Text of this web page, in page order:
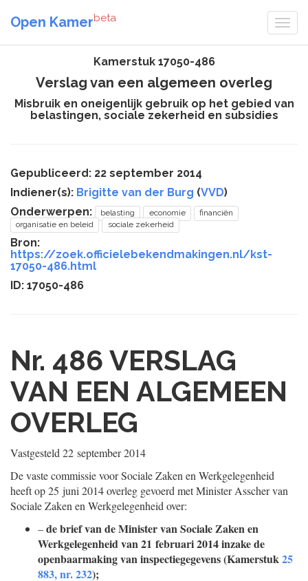
Open Kamerbeta
Kamerstuk 17050-486
Verslag van een algemeen overleg
Misbruik en oneigenlijk gebruik op het gebied van
belastingen, sociale zekerheid en subsidies
Gepubliceerd: 22 september 2014
Indiener(s): Brigitte van der Burg (VVD)
Onderwerpen:
belasting economie
financiën
organisatie en beleid
sociale zekerheid
Bron:
https://zoek.officielebekendmakingen.nl/kst-
17050-486.html
ID: 17050-486
Nr. 486 VERSLAG
VAN EEN ALGEMEEN
OVERLEG
Vastgesteld 22 september 2014
De vaste commissie voor Sociale Zaken en Werkgelegenheid
heeft op 25 juni 2014 overleg gevoerd met Minister Asscher van
Sociale Zaken en Werkgelegenheid over:
–de brief van de Minister van Sociale Zaken en
Werkgelegenheid van 21 februari 2014 inzake de
openbaarmaking van inspectiegegevens (Kamerstuk25
883, nr. 232);